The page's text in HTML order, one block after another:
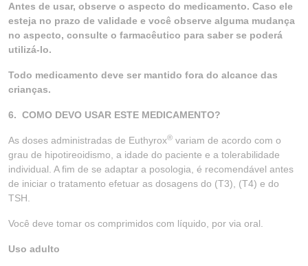
Antes de usar, observe o aspecto do medicamento. Caso ele
esteja no prazo de validade e você observe alguma mudança
no aspecto, consulte o farmacêutico para saber se poderá
utilizá-lo.
Todo medicamento deve ser mantido fora do alcance das
crianças.
6. COMO DEVO USAR ESTE MEDICAMENTO?
As doses administradas de Euthyrox® variam de acordo com o
grau de hipotireoidismo, a idade do paciente e a tolerabilidade
individual. A fim de se adaptar a posologia, é recomendável antes
de iniciar o tratamento efetuar as dosagens do (T3), (T4) e do
TSH.
Você deve tomar os comprimidos com líquido, por via oral.
Uso adulto